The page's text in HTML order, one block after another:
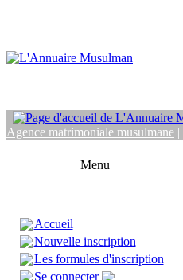
Agence matrimoniale musulmane |
Menu
Accueil
Nouvelle inscription
Les formules d'inscription
Se connecter